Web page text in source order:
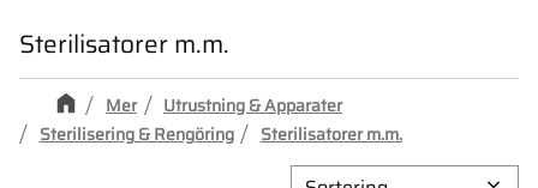
Sterilisatorer m.m.
Mer
Utrustning & Apparater
Sterilisering & Rengöring
Sterilisatorer m.m.